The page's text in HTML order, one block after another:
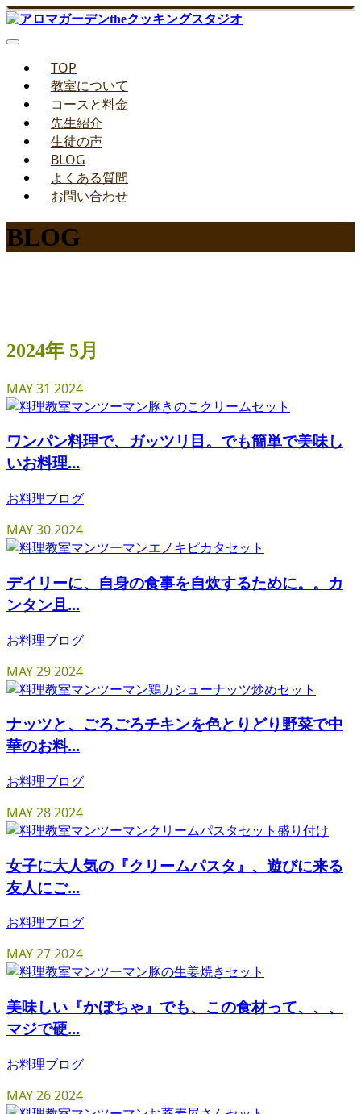
TOP
教室について
コースと料金
先生紹介
生徒の声
BLOG
よくある質問
お問い合わせ
BLOG
2024年 5月
MAY31 2024
ワンパン料理で、ガッツリ目。でも簡単で美味し
いお料理...
お料理ブログ
MAY302024
デイリーに、自身の食事を自炊するために。。カ
ンタン且...
お料理ブログ
MAY292024
ナッツと、ごろごろチキンを色とりどり野菜で中
華のお料...
お料理ブログ
MAY282024
女子に大人気の『クリームパスタ』、遊びに来る
友人にご...
お料理ブログ
MAY272024
美味しい『かぼちゃ』でも、この食材って、、、
マジで硬...
お料理ブログ
MAY262024